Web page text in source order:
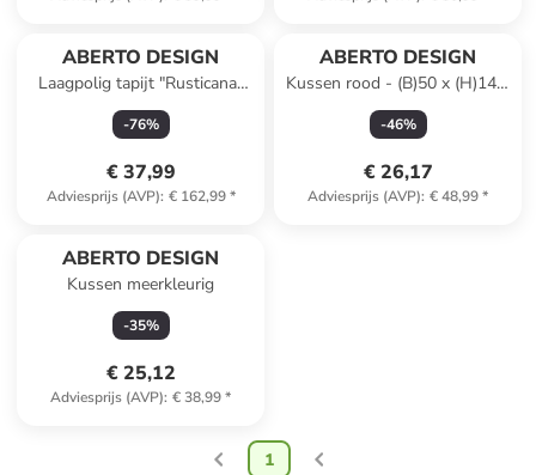
ABERTO DESIGN
Laagpolig tapijt "Rusticana"
crème
-76%
€ 37,99
Adviesprijs (AVP): € 162,99*
ABERTO DESIGN
Kussen rood - (B)50 x (H)14 x
(D)14 cm
-46%
€ 26,17
Adviesprijs (AVP): € 48,99*
ABERTO DESIGN
Kussen meerkleurig
-35%
€ 25,12
Adviesprijs (AVP): € 38,99*
1